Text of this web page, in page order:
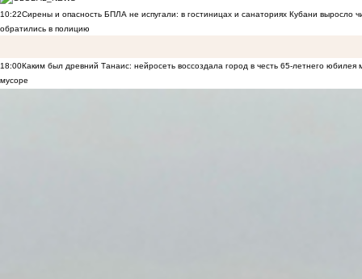
10:22Сирены и опасность БПЛА не испугали: в гостиницах и санаториях Кубани выросло
обратились в полицию
18:00Каким был древний Танаис: нейросеть воссоздала город в честь 65-летнего юбилея
мусоре